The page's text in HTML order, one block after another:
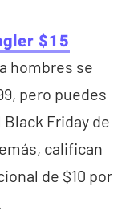
$15
hombres se
pero puedes
Friday de
califican
de $10 por